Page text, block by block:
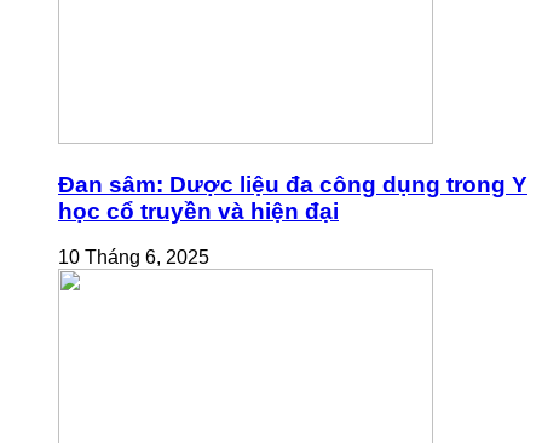
Đan sâm: Dược liệu đa công dụng trong Y
học cổ truyền và hiện đại
10 Tháng 6, 2025